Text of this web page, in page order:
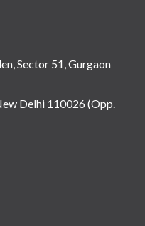
Sector 51, Gurgaon
Delhi 110026 (Opp.